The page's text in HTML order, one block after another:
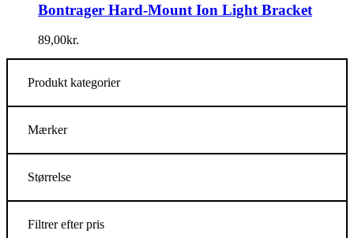
Bontrager Hard-Mount Ion Light Bracket
89,00kr.
Produkt kategorier
Mærker
Størrelse
Filtrer efter pris